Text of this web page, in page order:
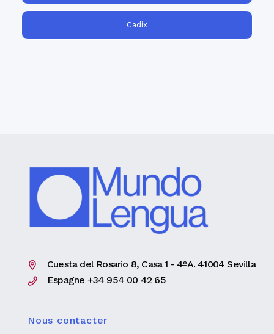
Cadix
Cuesta del Rosario 8, Casa 1 - 4ºA. 41004 Sevilla
Espagne +34 954 00 42 65
Nous contacter